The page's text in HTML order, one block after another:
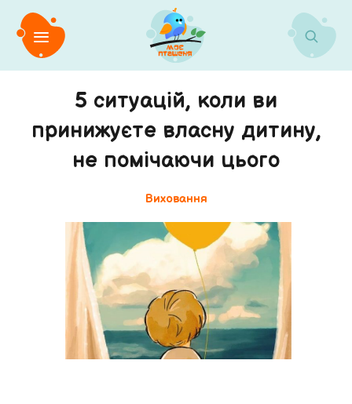
5 ситуацій, коли ви
принижуєте власну дитину,
не помічаючи цього
Виховання